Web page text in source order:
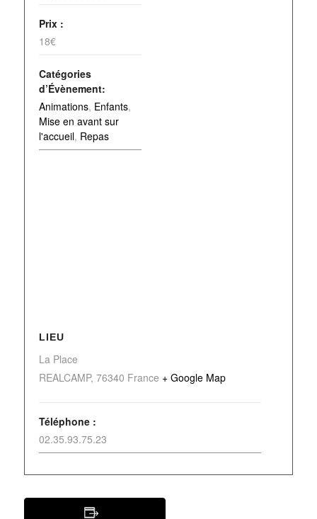
Prix :
18€
Catégories
d’Évènement:
Animations, Enfants,
Mise en avant sur
l'accueil, Repas
LIEU
La Place
REALCAMP, 76340 France + Google Map
Téléphone :
02.35.93.75.23